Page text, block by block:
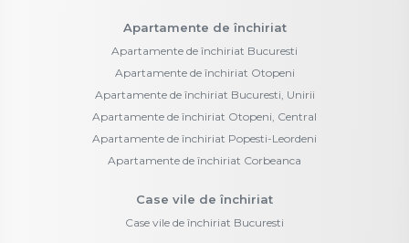
Apartamente de închiriat
Apartamente de închiriat Bucuresti
Apartamente de închiriat Otopeni
Apartamente de închiriat Bucuresti, Unirii
Apartamente de închiriat Otopeni, Central
Apartamente de închiriat Popesti-Leordeni
Apartamente de închiriat Corbeanca
Case vile de închiriat
Case vile de închiriat Bucuresti